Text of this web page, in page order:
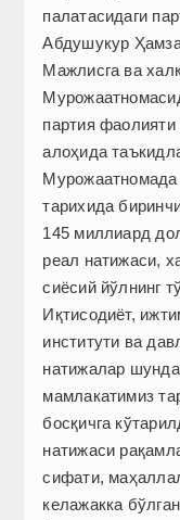
палатасидаги
Абдушукур
Мажлисга ва
партия
алоҳида
Мурожаатномада
тарихида
145 миллиард
реал натижаси,
сиёсий йўлнинг
Иқтисодиёт,
институти ва
натижалар
мамлакатимиз
босқичга
натижаси
сифати,
келажакка